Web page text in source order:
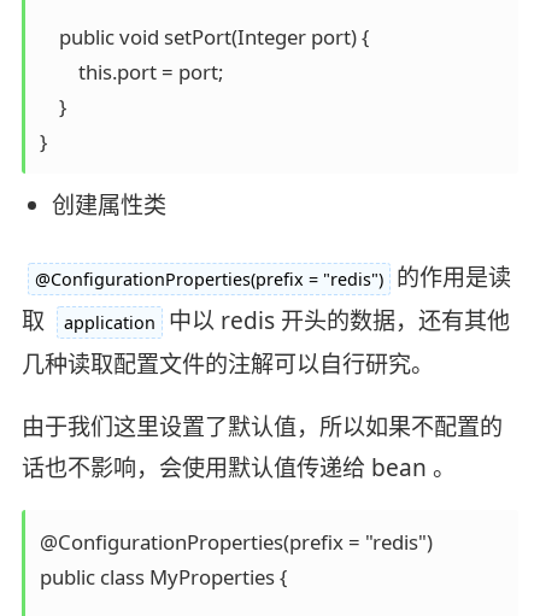
    public void setPort(Integer port) {
        this.port = port;
    }
}
创建属性类
@ConfigurationProperties(prefix = "redis")
的作用是读
取
application
中以 redis 开头的数据，还有其他
几种读取配置文件的注解可以自行研究。
由于我们这里设置了默认值，所以如果不配置的
话也不影响，会使用默认值传递给 bean 。
@ConfigurationProperties(prefix = "redis")
public class MyProperties {